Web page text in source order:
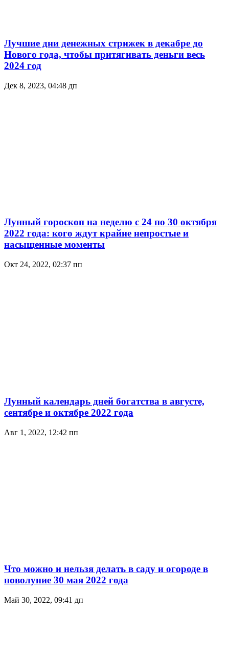
Лучшие дни денежных стрижек в декабре до
Нового года, чтобы притягивать деньги весь
2024 год
Дек 8, 2023, 04:48 дп
Лунный гороскоп на неделю с 24 по 30 октября
2022 года: кого ждут крайне непростые и
насыщенные моменты
Окт 24, 2022, 02:37 пп
Лунный календарь дней богатства в августе,
сентябре и октябре 2022 года
Авг 1, 2022, 12:42 пп
Что можно и нельзя делать в саду и огороде в
новолуние 30 мая 2022 года
Май 30, 2022, 09:41 дп